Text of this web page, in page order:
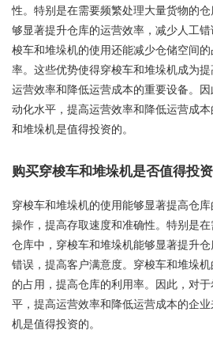
性。特别是在需要频繁处理大量货物的
够显著提升仓库的运营效率，减少人工
梭车和堆垛机的使用还能减少仓储空间
率。这些优势使得穿梭车和堆垛机成为
运营效率和降低运营成本的重要设备。
动化水平，提高运营效率和降低运营成
和堆垛机是值得投资的。
购买穿梭车和堆垛机是否值得投
穿梭车和堆垛机的使用能够显著提高仓
操作，提高存取速度和准确性。特别是
仓库中，穿梭车和堆垛机能够显著提升
错误，提高客户满意度。穿梭车和堆垛
的占用，提高仓库的利用率。因此，对
平，提高运营效率和降低运营成本的企
机是值得投资的。